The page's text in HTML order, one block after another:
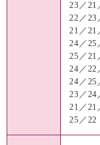
23／21
22／23
21／21
24／25
25／21
24／22
24／25
23／24
21／21
25／22